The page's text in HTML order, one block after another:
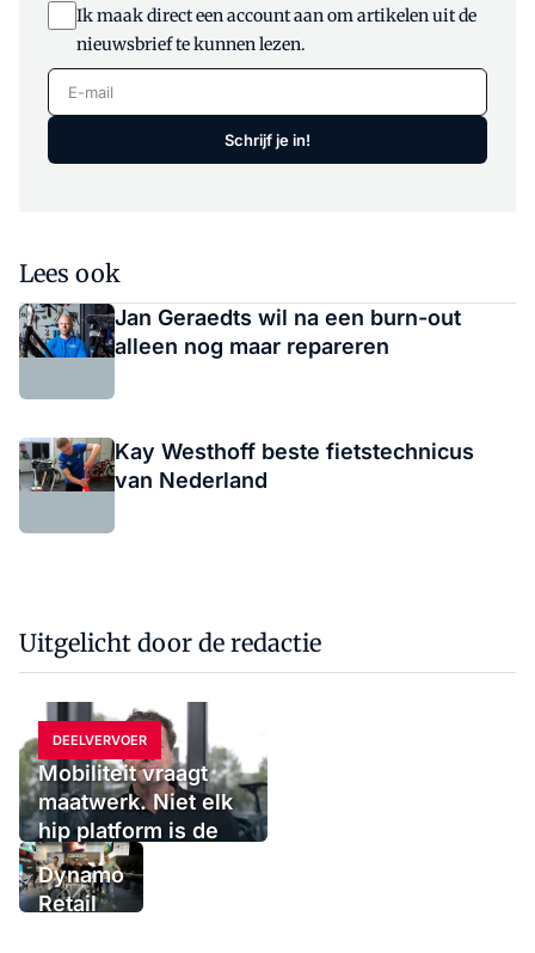
Ik maak direct een account aan om artikelen uit de
nieuwsbrief te kunnen lezen.
E-mail
Schrijf je in!
Lees ook
Jan Geraedts wil na een burn-out
alleen nog maar repareren
Kay Westhoff beste fietstechnicus
van Nederland
Uitgelicht door de redactie
DEELVERVOER
Mobiliteit vraagt
maatwerk. Niet elk
hip platform is de
oplossing
Dynamo
Retail